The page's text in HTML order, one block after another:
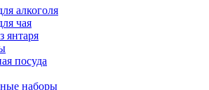
алкоголя
чая
янтаря
посуда
наборы